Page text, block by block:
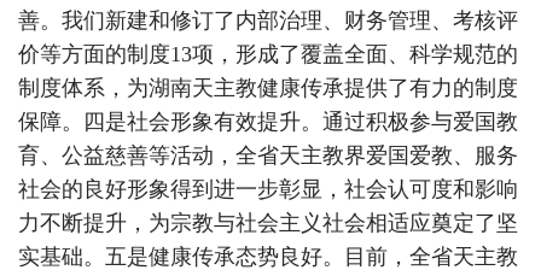
善。我们新建和修订了内部治理、财务管理、考核评
价等方面的制度13项，形成了覆盖全面、科学规范的
制度体系，为湖南天主教健康传承提供了有力的制度
保障。四是社会形象有效提升。通过积极参与爱国教
育、公益慈善等活动，全省天主教界爱国爱教、服务
社会的良好形象得到进一步彰显，社会认可度和影响
力不断提升，为宗教与社会主义社会相适应奠定了坚
实基础。五是健康传承态势良好。目前，全省天主教